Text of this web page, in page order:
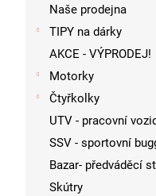
Naše prodejna
TIPY na dárky
AKCE - VÝPRODEJ!
Motorky
Čtyřkolky
UTV - pracovní
SSV - sportovní
Bazar- předváděcí
Skútry